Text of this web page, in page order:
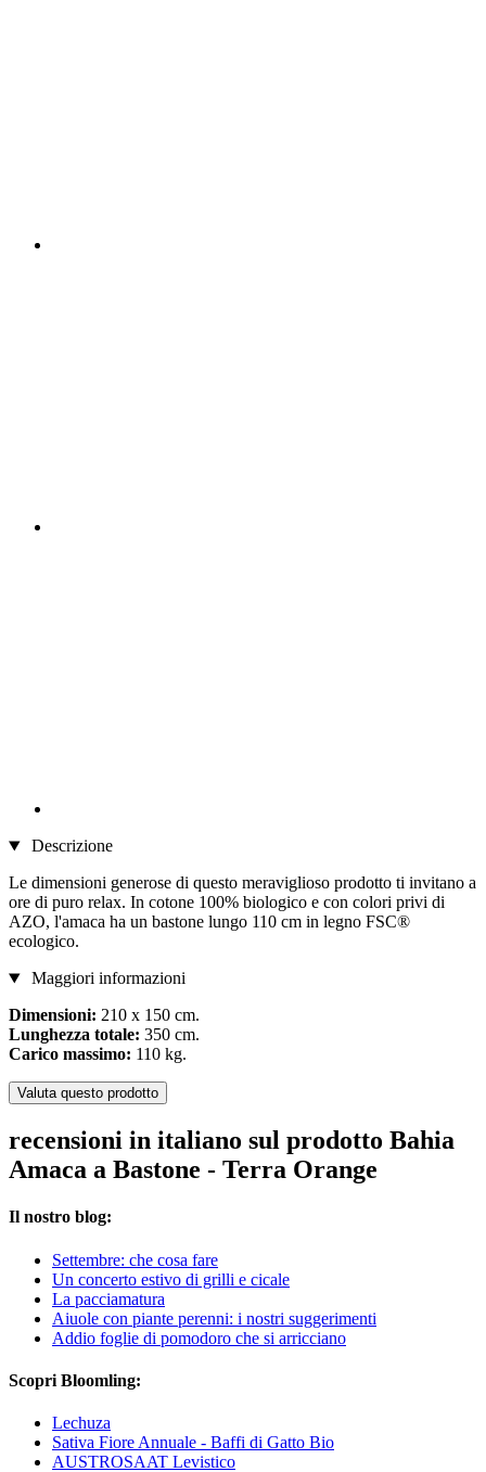
Descrizione
Le dimensioni generose di questo meraviglioso prodotto ti invitano a
ore di puro relax. In cotone 100% biologico e con colori privi di
AZO, l'amaca ha un bastone lungo 110 cm in legno FSC®
ecologico.
Maggiori informazioni
Dimensioni: 210 x 150 cm.
Lunghezza totale: 350 cm.
Carico massimo: 110 kg.
Valuta questo prodotto
recensioni in italiano sul prodotto Bahia
Amaca a Bastone - Terra Orange
Il nostro blog:
Settembre: che cosa fare
Un concerto estivo di grilli e cicale
La pacciamatura
Aiuole con piante perenni: i nostri suggerimenti
Addio foglie di pomodoro che si arricciano
Scopri Bloomling:
Lechuza
Sativa Fiore Annuale - Baffi di Gatto Bio
AUSTROSAAT Levistico